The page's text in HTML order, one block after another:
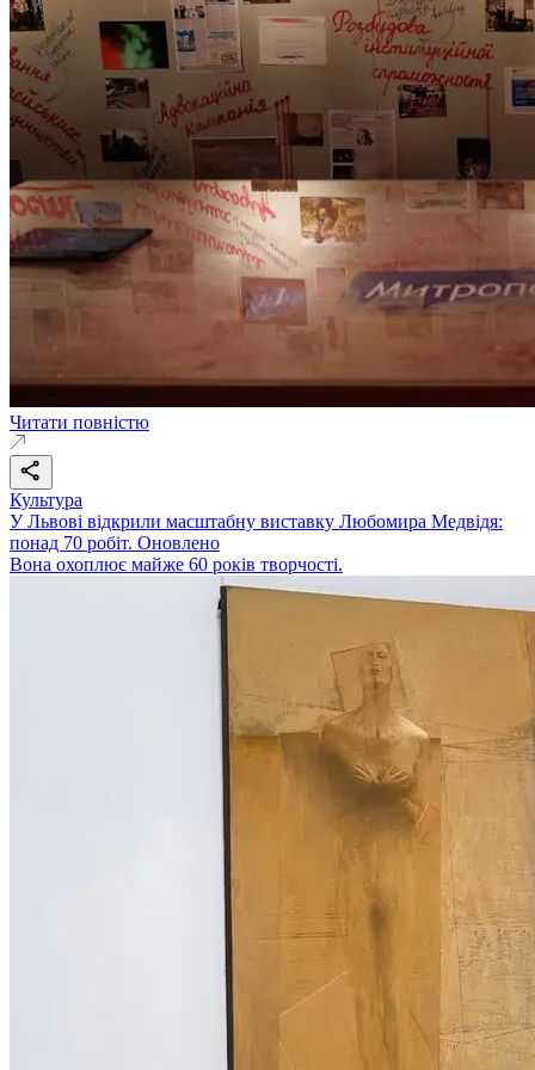
Читати повністю
Культура
У Львові відкрили масштабну виставку Любомира Медвідя:
понад 70 робіт. Оновлено
Вона охоплює майже 60 років творчості.